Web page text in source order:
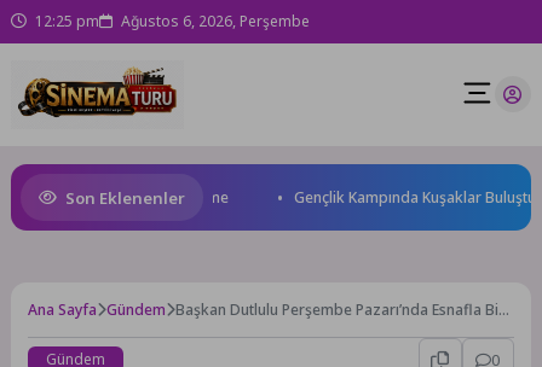
12:25 pm Ağustos 6, 2026, Perşembe
Son Eklenenler
yarısında yüzde 32 büyüme Gençlik Kampında Kuşaklar Buluştu
Ana Sayfa Gündem Başkan Dutlulu Perşembe Pazarı’nda Esnafla Bir
Gündem
0